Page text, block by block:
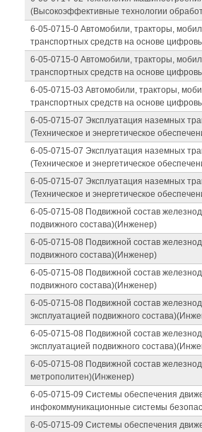
(Высокоэффективные технологии
6-05-0715-0 Автомобили, тракторы,
транспортных средств на основе
6-05-0715-0 Автомобили, тракторы,
транспортных средств на основе
6-05-0715-03 Автомобили, тракторы,
транспортных средств на основе
6-05-0715-07 Эксплуатация наземных
(Техническое и энергетическое
6-05-0715-07 Эксплуатация наземных
(Техническое и энергетическое
6-05-0715-07 Эксплуатация наземных
(Техническое и энергетическое
6-05-0715-08 Подвижной состав
подвижного состава)(Инженер)
6-05-0715-08 Подвижной состав
подвижного состава)(Инженер)
6-05-0715-08 Подвижной состав
подвижного состава)(Инженер)
6-05-0715-08 Подвижной состав
эксплуатацией подвижного
6-05-0715-08 Подвижной состав
эксплуатацией подвижного
6-05-0715-08 Подвижной состав
метрополитен)(Инженер)
6-05-0715-09 Системы обеспечения
инфокоммуникационные системы
6-05-0715-09 Системы обеспечения